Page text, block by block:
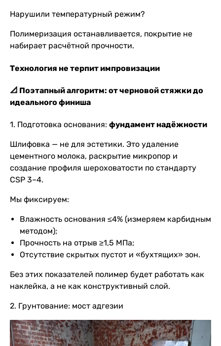
Нарушили температурный режим?
Полимеризация останавливается, покрытие не
набирает расчётной прочности.
Технология не терпит импровизации
📐 Поэтапный алгоритм: от черновой стяжки до
идеального финиша
1. Подготовка основания: фундамент надёжности
Шлифовка — не для эстетики. Это удаление
цементного молока, раскрытие микропор и
создание профиля шероховатости по стандарту
CSP 3–4.
Мы фиксируем:
Влажность основания ≤4% (измеряем карбидным
методом);
Прочность на отрыв ≥1,5 МПа;
Отсутствие скрытых пустот и «бухтящих» зон.
Без этих показателей полимер будет работать как
наклейка, а не как конструктивный слой.
2. Грунтование: мост адгезии